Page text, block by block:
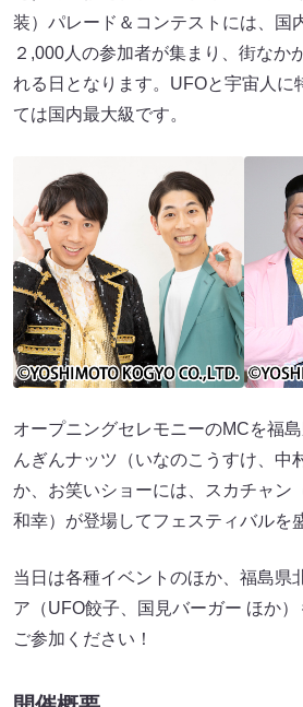
装）パレード＆コンテストには、国
２,000人の参加者が集まり、街なか
れる日となります。UFOと宇宙人に
ては国内最大級です。
オープニングセレモニーのMCを福
んぎんナッツ（いなのこうすけ、中
か、お笑いショーには、スカチャン
和幸）が登場してフェスティバルを
当日は各種イベントのほか、福島県
ア（UFO餃子、国見バーガー ほか
ご参加ください！